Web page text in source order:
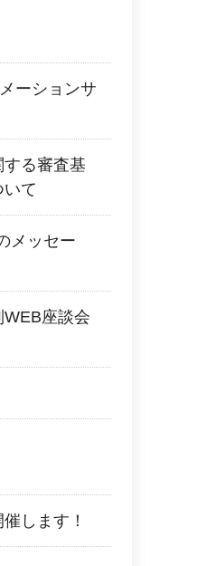
ーションサ
する審査基
て
メッセー
座談会
します！